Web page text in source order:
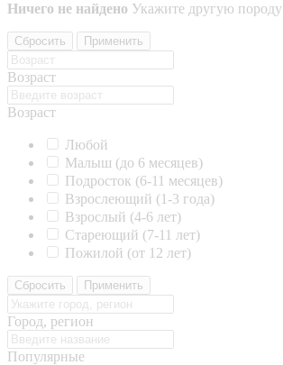
Ничего не найдено Укажите другую породу
Сбросить Применить
Возраст
Возраст
Любой
Малыш (до 6 месяцев)
Подросток (6-11 месяцев)
Взрослеющий (1-3 года)
Взрослый (4-6 лет)
Стареющий (7-11 лет)
Пожилой (от 12 лет)
Сбросить Применить
Город, регион
Популярные